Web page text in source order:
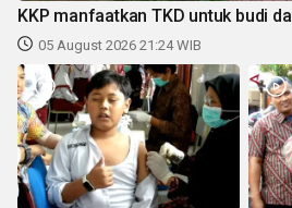
KKP manfaatkan TKD untuk budi
05 August 2026 21:24 WIB